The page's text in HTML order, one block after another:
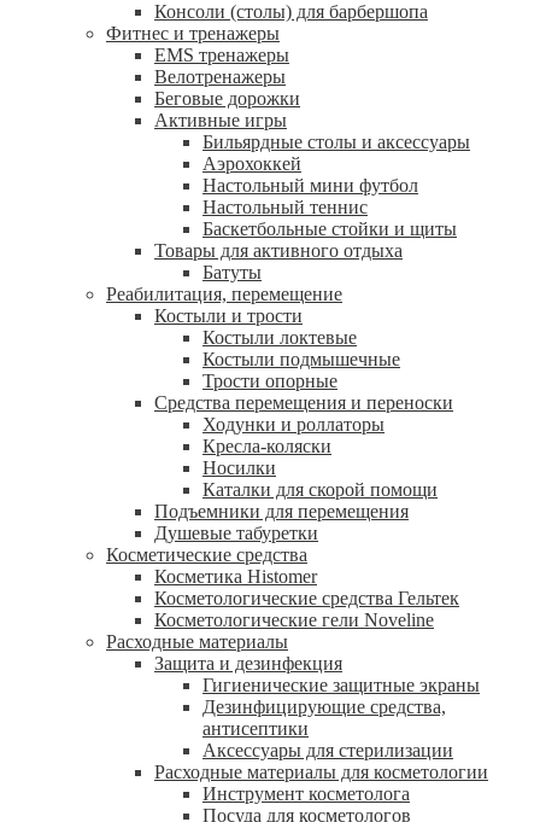
Консоли (столы) для барбершопа
Фитнес и тренажеры
EMS тренажеры
Велотренажеры
Беговые дорожки
Активные игры
Бильярдные столы и аксессуары
Аэрохоккей
Настольный мини футбол
Настольный теннис
Баскетбольные стойки и щиты
Товары для активного отдыха
Батуты
Реабилитация, перемещение
Костыли и трости
Костыли локтевые
Костыли подмышечные
Трости опорные
Средства перемещения и переноски
Ходунки и роллаторы
Кресла-коляски
Носилки
Каталки для скорой помощи
Подъемники для перемещения
Душевые табуретки
Косметические средства
Косметика Histomer
Косметологические средства Гельтек
Косметологические гели Noveline
Расходные материалы
Защита и дезинфекция
Гигиенические защитные экраны
Дезинфицирующие средства,
антисептики
Аксессуары для стерилизации
Расходные материалы для косметологии
Инструмент косметолога
Посуда для косметологов